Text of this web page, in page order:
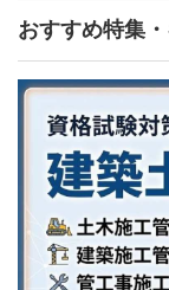
おすすめ特集